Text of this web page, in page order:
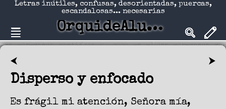
Letras inútiles, confusas, desorientadas, puercas,
escandalosas... necesarias
OrquideAlucinadA
⮜ ⮞
Disperso y enfocado
Es frágil mi atención, Señora mía,